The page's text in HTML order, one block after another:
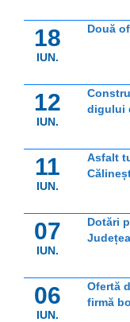
18
IUN.
Două
12
IUN.
digului
11
IUN.
Asfalt
07
IUN.
Dotări
06
IUN.
Ofertă
firmă